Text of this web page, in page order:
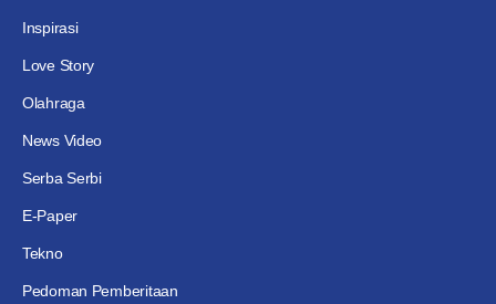
Inspirasi
Love Story
Olahraga
News Video
Serba Serbi
E-Paper
Tekno
Pedoman Pemberitaan